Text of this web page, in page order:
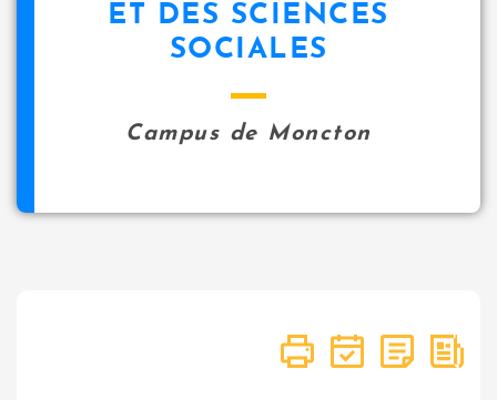
ET DES SCIENCES
SOCIALES
Campus de Moncton